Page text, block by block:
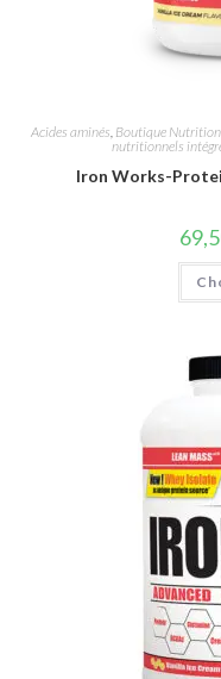
Acides aminés Boutique
nutritionnels
Iron Works-